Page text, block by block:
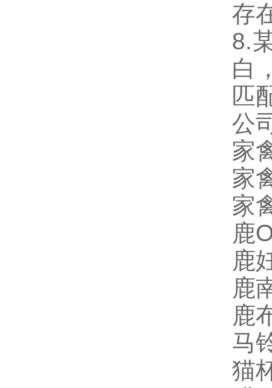
存
8.
白
匹
公
家
家
家
鹿
鹿
鹿
鹿
马
猫